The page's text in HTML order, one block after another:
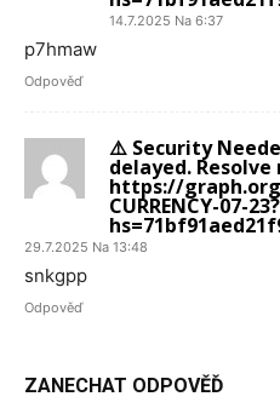
14.7.2025 Na 6:37
p7hmaw
Odpověď
⚠️ Security
delayed. Resolve
https://graph.org/
CURRENCY-07-23?
29.7.2025 Na 13:48
snkgpp
Odpověď
ZANECHAT ODPOVĚĎ